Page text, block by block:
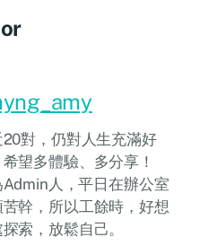
對，仍對人生充滿好
望多體驗、多分享！
Admin人，平日在辦公室
幹，所以工餘時，好想
索，放鬆自己。